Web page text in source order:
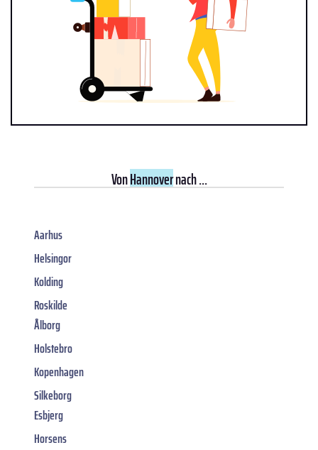
VonHannovernach ...
Aarhus
Helsingor
Kolding
Roskilde
Ålborg
Holstebro
Kopenhagen
Silkeborg
Esbjerg
Horsens